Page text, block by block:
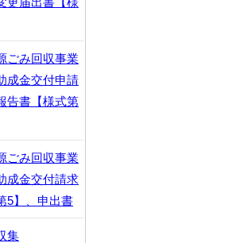
ごみ回収事業
成金交付申請
告書【様式第
ごみ回収事業
成金交付請求
5】、申出書
集